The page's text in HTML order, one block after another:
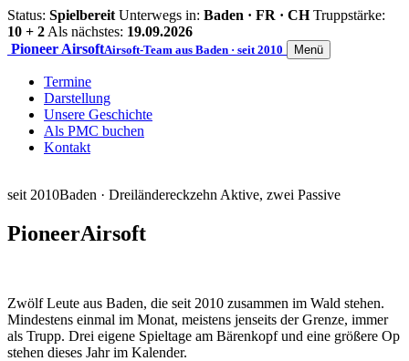
Status: Spielbereit Unterwegs in: Baden · FR · CH Truppstärke:
10 + 2 Als nächstes: 19.09.2026
Pioneer AirsoftAirsoft-Team aus Baden · seit 2010 Menü
Termine
Darstellung
Unsere Geschichte
Als PMC buchen
Kontakt
seit 2010Baden · Dreiländereckzehn Aktive, zwei Passive
PioneerAirsoft
Zwölf Leute aus Baden, die seit 2010 zusammen im Wald stehen.
Mindestens einmal im Monat, meistens jenseits der Grenze, immer
als Trupp. Drei eigene Spieltage am Bärenkopf und eine größere Op
stehen dieses Jahr im Kalender.